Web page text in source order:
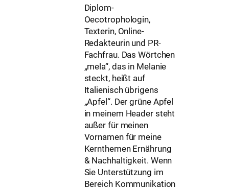
Diplom-
Oecotrophologin,
Texterin, Online-
Redakteurin und PR-
Fachfrau. Das Wörtchen
„mela“, das in Melanie
steckt, heißt auf
Italienisch übrigens
„Apfel“. Der grüne Apfel
in meinem Header steht
außer für meinen
Vornamen für meine
Kernthemen Ernährung
& Nachhaltigkeit. Wenn
Sie Unterstützung im
Bereich Kommunikation